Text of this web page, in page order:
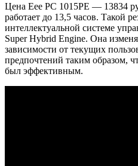
Цена Eee PC 1015PE — 13834
работает до 13,5 часов. Такой
интеллектуальной системе
Super Hybrid Engine. Она
зависимости от текущих
предпочтений таким образом,
был эффективным.